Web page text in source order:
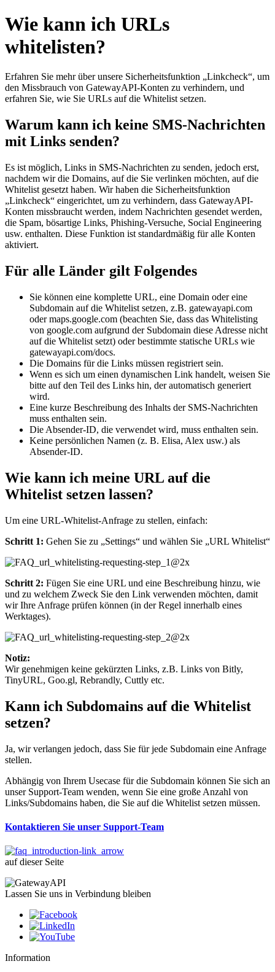
Wie kann ich URLs
whitelisten?
Erfahren Sie mehr über unsere Sicherheitsfunktion „Linkcheck“, um
den Missbrauch von GatewayAPI-Konten zu verhindern, und
erfahren Sie, wie Sie URLs auf die Whitelist setzen.
Warum kann ich keine SMS-Nachrichten
mit Links senden?
Es ist möglich, Links in SMS-Nachrichten zu senden, jedoch erst,
nachdem wir die Domains, auf die Sie verlinken möchten, auf die
Whitelist gesetzt haben. Wir haben die Sicherheitsfunktion
„Linkcheck“ eingerichtet, um zu verhindern, dass GatewayAPI-
Konten missbraucht werden, indem Nachrichten gesendet werden,
die Spam, bösartige Links, Phishing-Versuche, Social Engineering
usw. enthalten. Diese Funktion ist standardmäßig für alle Konten
aktiviert.
Für alle Länder gilt Folgendes
Sie können eine komplette URL, eine Domain oder eine
Subdomain auf die Whitelist setzen, z.B. gatewayapi.com
oder maps.google.com (beachten Sie, dass das Whitelisting
von google.com aufgrund der Subdomain diese Adresse nicht
auf die Whitelist setzt) oder bestimmte statische URLs wie
gatewayapi.com/docs.
Die Domains für die Links müssen registriert sein.
Wenn es sich um einen dynamischen Link handelt, weisen Sie
bitte auf den Teil des Links hin, der automatisch generiert
wird.
Eine kurze Beschreibung des Inhalts der SMS-Nachrichten
muss enthalten sein.
Die Absender-ID, die verwendet wird, muss enthalten sein.
Keine persönlichen Namen (z. B. Elisa, Alex usw.) als
Absender-ID.
Wie kann ich meine URL auf die
Whitelist setzen lassen?
Um eine URL-Whitelist-Anfrage zu stellen, einfach:
Schritt 1: Gehen Sie zu „Settings“ und wählen Sie „URL Whitelist“
Schritt 2: Fügen Sie eine URL und eine Beschreibung hinzu, wie
und zu welchem ​​Zweck Sie den Link verwenden möchten, damit
wir Ihre Anfrage prüfen können (in der Regel innerhalb eines
Werktages).
Notiz:
Wir genehmigen keine gekürzten Links, z.B. Links von Bitly,
TinyURL, Goo.gl, Rebrandly, Cuttly etc.
Kann ich Subdomains auf die Whitelist
setzen?
Ja, wir verlangen jedoch, dass Sie für jede Subdomain eine Anfrage
stellen.
Abhängig von Ihrem Usecase für die Subdomain können Sie sich an
unser Support-Team wenden, wenn Sie eine große Anzahl von
Links/Subdomains haben, die Sie auf die Whitelist setzen müssen.
Kontaktieren Sie unser Support-Team
auf dieser Seite
Lassen Sie uns in Verbindung bleiben
Information